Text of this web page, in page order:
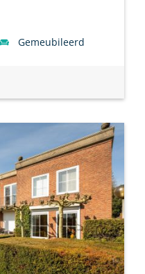
Gemeubileerd